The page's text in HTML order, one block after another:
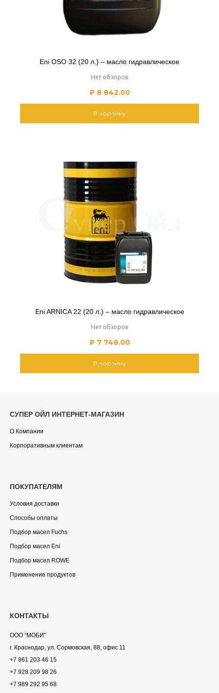
Eni OSO 32 (20 л.) – масло гидравлическое
Нет обзоров
₽8 842.00
В корзину
Eni ARNICA 22 (20 л.) – масло гидравлическое
Нет обзоров
₽7 748.00
В корзину
СУПЕР ОЙЛ ИНТЕРНЕТ-МАГАЗИН
О Компании
Корпоративным клиентам
ПОКУПАТЕЛЯМ
Условия доставки
Способы оплаты
Подбор масел Fuchs
Подбор масел Eni
Подбор масел ROWE
Применение продуктов
КОНТАКТЫ
ООО “МОБИ”
г. Краснодар, ул. Сормовская, 88, офис 11
+7 861 203 46 15
+7 928 209 98 26
+7 989 292 95 68